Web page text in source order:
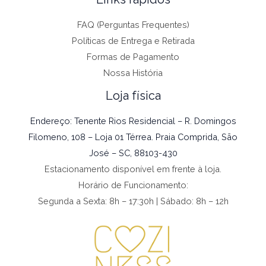
FAQ (Perguntas Frequentes)
Políticas de Entrega e Retirada
Formas de Pagamento
Nossa História
Loja física
Endereço: Tenente Rios Residencial – R. Domingos
Filomeno, 108 – Loja 01 Térrea. Praia Comprida, São
José – SC, 88103-430
Estacionamento disponível em frente à loja.
Horário de Funcionamento:
Segunda a Sexta: 8h – 17:30h | Sábado: 8h – 12h